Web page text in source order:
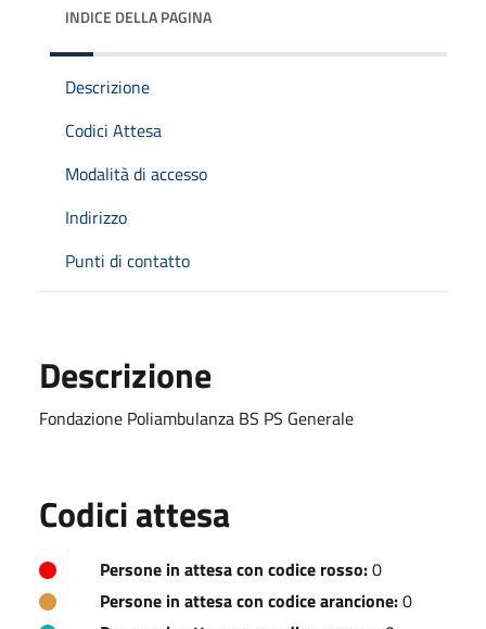
INDICE DELLA PAGINA
Descrizione
Codici Attesa
Modalità di accesso
Indirizzo
Punti di contatto
Descrizione
Fondazione Poliambulanza BS PS Generale
Codici attesa
Persone in attesa con codice rosso:0
Persone in attesa con codice arancione:0